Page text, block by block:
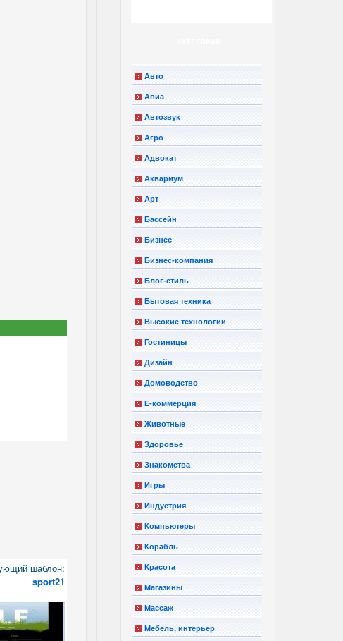
шаблон:
sport21
Авто
Авиа
Автозвук
Агро
Адвокат
Аквариум
Арт
Бассейн
Бизнес
Бизнес-компания
Блог-стиль
Бытовая техника
Высокие технологии
Гостиницы
Дизайн
Домоводство
Е-коммерция
Животные
Здоровье
Знакомства
Игры
Индустрия
Компьютеры
Корабль
Красота
Магазины
Массаж
Мебель, интерьер